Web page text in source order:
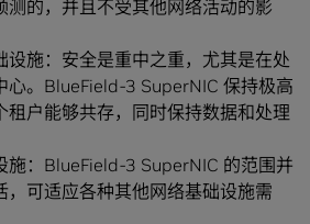
测的，并且不受其他网络活动的影
设施：安全是重中之重，尤其是在处
心。BlueField-3 SuperNIC 保持极高
租户能够共存，同时保持数据和处理
施：BlueField-3 SuperNIC 的范围并
，可适应各种其他网络基础设施需